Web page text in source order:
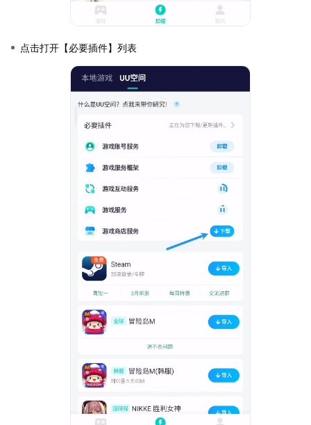
点击打开【必要插件】列表